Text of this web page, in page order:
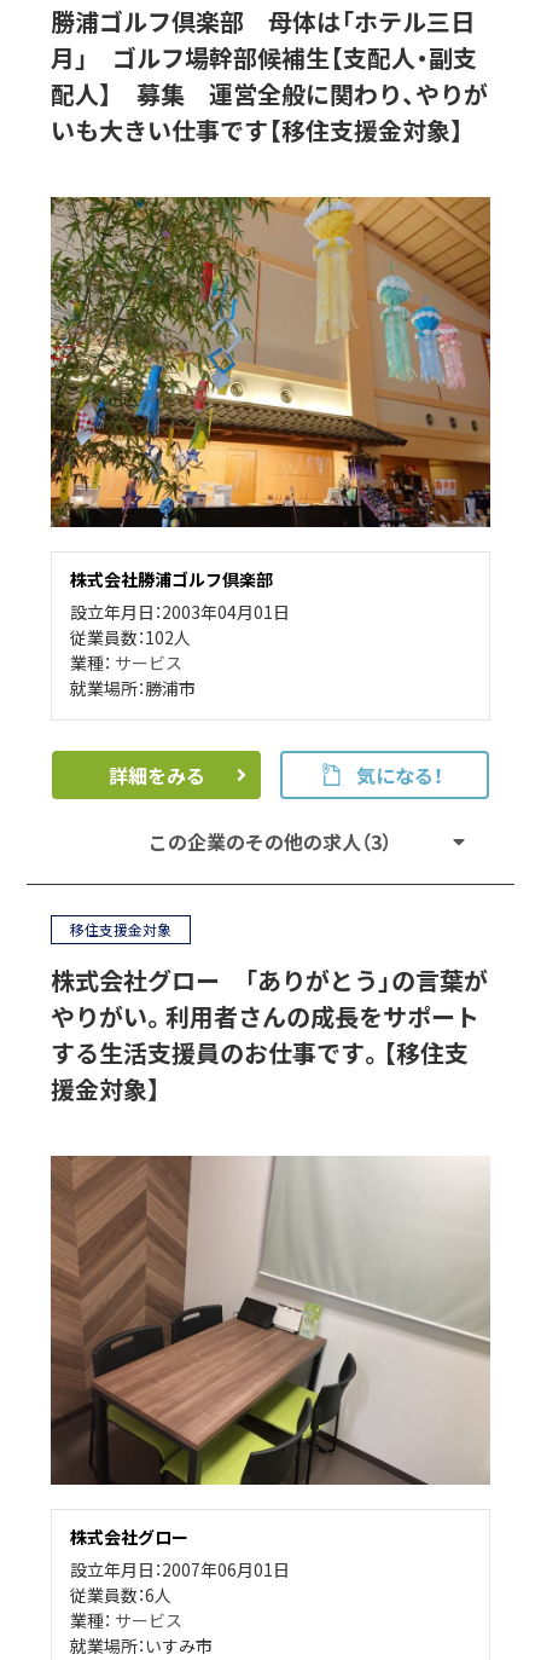
勝浦ゴルフ倶楽部 母体は「ホテル三日
月」 ゴルフ場幹部候補生【支配人・副支
配人】 募集 運営全般に関わり、やりが
いも大きい仕事です【移住支援金対象】
株式会社勝浦ゴルフ倶楽部
設立年月日：2003年04月01日
従業員数：102人
業種： サービス
就業場所：勝浦市
詳細をみる 気になる！
この企業のその他の求人（3）
移住支援金対象
株式会社グロー 「ありがとう」の言葉が
やりがい。利用者さんの成長をサポート
する生活支援員のお仕事です。【移住支
援金対象】
株式会社グロー
設立年月日：2007年06月01日
従業員数：6人
業種： サービス
就業場所：いすみ市